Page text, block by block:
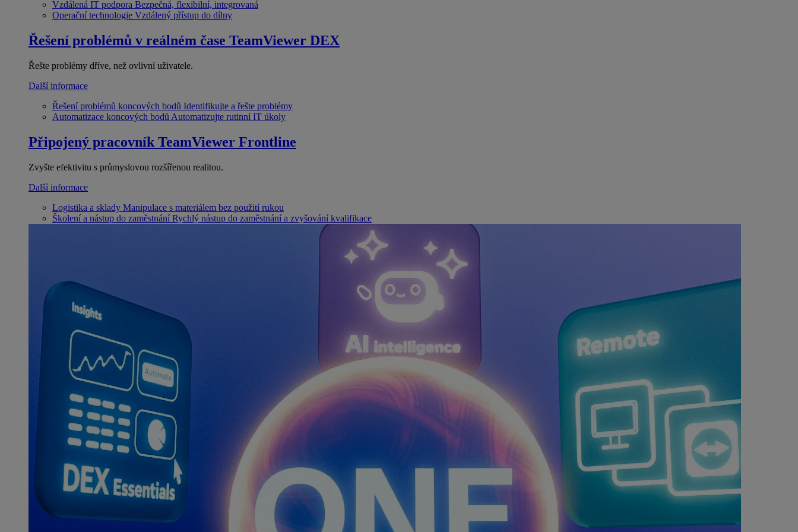
Vzdálená IT podpora Bezpečná, flexibilní, integrovaná
Operační technologie Vzdálený přístup do dílny
Řešení problémů v reálném čase TeamViewer DEX
Řešte problémy dříve, než ovlivní uživatele.
Další informace
Řešení problémů koncových bodů Identifikujte a řešte problémy
Automatizace koncových bodů Automatizujte rutinní IT úkoly
Připojený pracovník TeamViewer Frontline
Zvyšte efektivitu s průmyslovou rozšířenou realitou.
Další informace
Logistika a sklady Manipulace s materiálem bez použití rukou
Školení a nástup do zaměstnání Rychlý nástup do zaměstnání a zvyšování kvalifikace